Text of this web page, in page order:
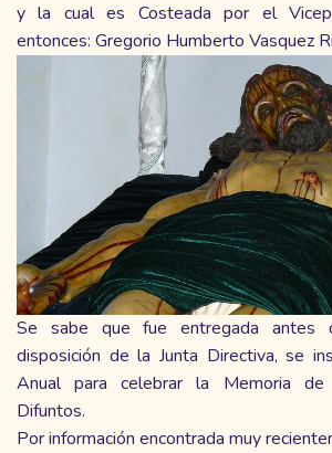
y la cual es Costeada por el
entonces: Gregorio Humberto Vasquez
Se sabe que fue entregada antes
disposición de la Junta Directiva, se
Anual para celebrar la Memoria
Difuntos.
Por información encontrada muy